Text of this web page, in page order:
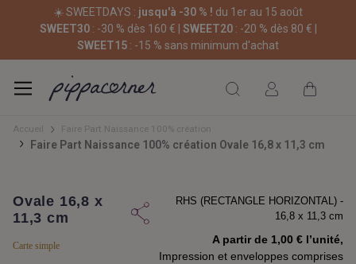
☀️ SWEETDAYS : jusqu'à -30 % ! du 1er au 15 août
SWEET30: -30 % dès 160 € | SWEET20: -20 % dès 80 € |
SWEET15 : -15 % sans minimum d'achat
Accueil Faire Part Naissance 100% création
Faire Part Naissance 100% création Ovale 16,8 x 11,3 cm
Ovale 16,8 x
11,3 cm
Carte simple
RHS (RECTANGLE HORIZONTAL) -
16,8 x 11,3 cm
A partir de 1,00 € l’unité,
Impression et enveloppes comprises